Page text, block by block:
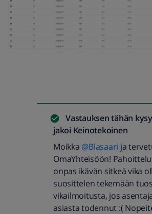
Vastauksen tähän
jakoi Keinotekoinen
Moikka @Blasaari ja
OmaYhteisöön!
onpas ikävän sitkeä vika
suosittelen tekemään
vikailmoitusta, jos
asiasta todennut :(